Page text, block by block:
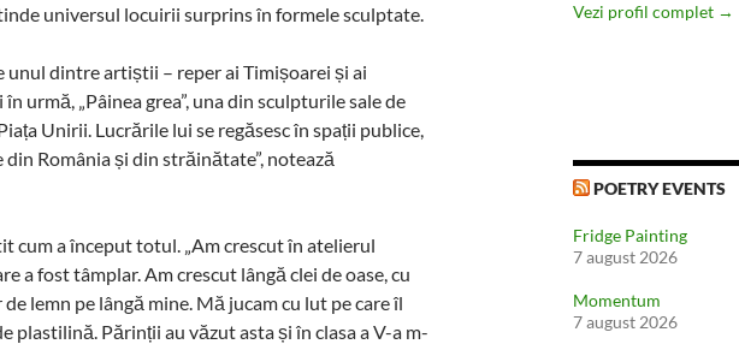
universul locuirii surprins în formele sculptate.
unul dintre artiștii – reper ai Timișoarei și ai
în urmă, „Pâinea grea”, una din sculpturile sale de
Unirii. Lucrările lui se regăsesc în spații publice,
România și din străinătate”, notează
cum a început totul. „Am crescut în atelierul
a fost tâmplar. Am crescut lângă clei de oase, cu
lemn pe lângă mine. Mă jucam cu lut pe care îl
plastilină. Părinții au văzut asta și în clasa a V-a m-
Vezi profil complet →
POETRY EVENTS
Fridge Painting
7 august 2026
Momentum
7 august 2026